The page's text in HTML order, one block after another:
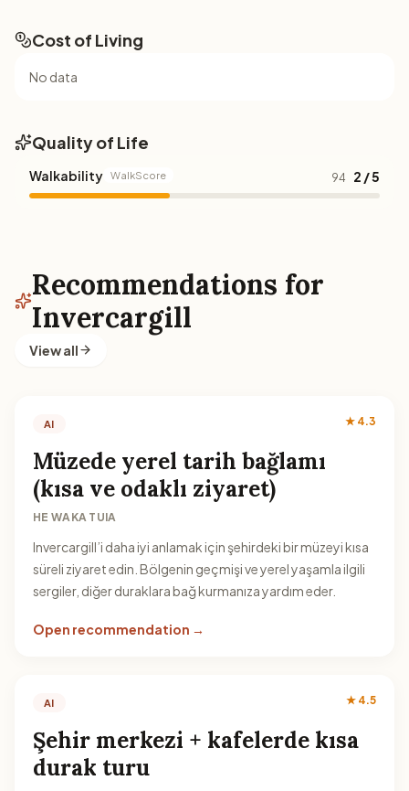
Cost of Living
No data
Quality of Life
Walkability WalkScore 94 2 / 5
Recommendations for
Invercargill
View all
AI ★ 4.3
Müzede yerel tarih bağlamı
(kısa ve odaklı ziyaret)
HE WAKA TUIA
Invercargill’i daha iyi anlamak için şehirdeki bir müzeyi kısa
süreli ziyaret edin. Bölgenin geçmişi ve yerel yaşamla ilgili
sergiler, diğer duraklara bağ kurmanıza yardım eder.
Open recommendation →
AI ★ 4.5
Şehir merkezi + kafelerde kısa
durak turu